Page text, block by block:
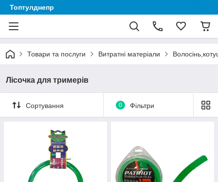
Топтулднепр
Товари та послуги Витратні матеріали
Лісочка для тримерів
Сортування 0 Фільтри